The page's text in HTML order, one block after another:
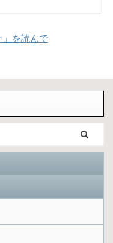
」を読んで